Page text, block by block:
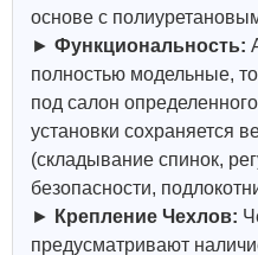
основе с
► Функциональность:
полностью модельные,
под салон
установки сохраняется
(складывание спинок,
безопасности,
► Крепление Чехлов:
предусматривают